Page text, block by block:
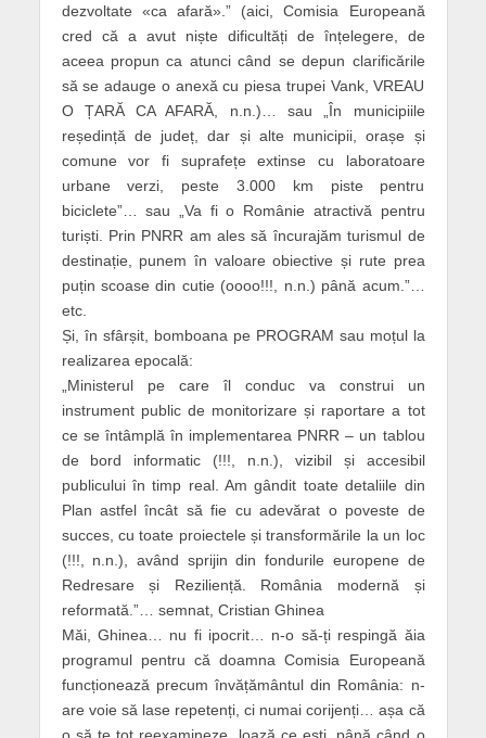
dezvoltate «ca afară».” (aici, Comisia Europeană
cred că a avut niște dificultăți de înțelegere, de
aceea propun ca atunci când se depun clarificările
să se adauge o anexă cu piesa trupei Vank, VREAU
O ȚARĂ CA AFARĂ, n.n.)… sau „În municipiile
reședință de județ, dar și alte municipii, orașe și
comune vor fi suprafețe extinse cu laboratoare
urbane verzi, peste 3.000 km piste pentru
biciclete”… sau „Va fi o Românie atractivă pentru
turiști. Prin PNRR am ales să încurajăm turismul de
destinație, punem în valoare obiective și rute prea
puțin scoase din cutie (oooo!!!, n.n.) până acum.”…
etc.
Și, în sfârșit, bomboana pe PROGRAM sau moțul la
realizarea epocală:
„Ministerul pe care îl conduc va construi un
instrument public de monitorizare și raportare a tot
ce se întâmplă în implementarea PNRR – un tablou
de bord informatic (!!!, n.n.), vizibil și accesibil
publicului în timp real. Am gândit toate detaliile din
Plan astfel încât să fie cu adevărat o poveste de
succes, cu toate proiectele și transformările la un loc
(!!!, n.n.), având sprijin din fondurile europene de
Redresare și Reziliență. România modernă și
reformată.”… semnat, Cristian Ghinea
Măi, Ghinea… nu fi ipocrit… n-o să-ți respingă ăia
programul pentru că doamna Comisia Europeană
funcționează precum învățământul din România: n-
are voie să lase repetenți, ci numai corijenți… așa că